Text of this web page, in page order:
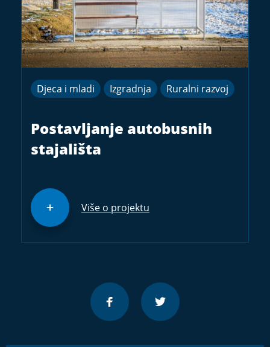
Djeca i mladi Izgradnja Ruralni razvoj
Postavljanje autobusnih
stajališta
Više o projektu